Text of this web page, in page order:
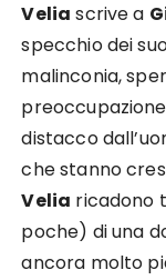
Velia scrive a
specchio dei
malinconia,
distacco
che stanno
Velia ricadono
poche) di una
ancora molto